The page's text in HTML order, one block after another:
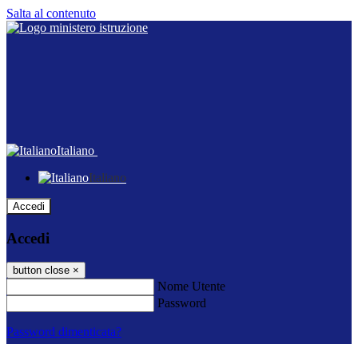
Salta al contenuto
Italiano
Italiano
Accedi
Accedi
button close ×
Nome Utente
Password
Password dimenticata?